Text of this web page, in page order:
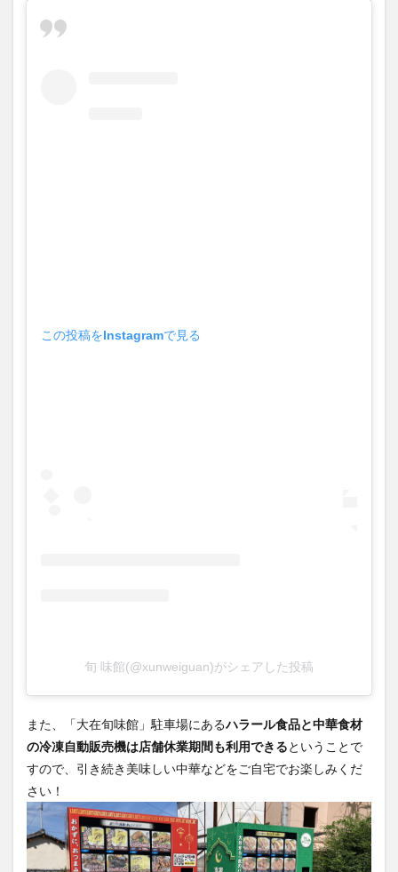
この投稿をInstagramで見る
旬 味館(@xunweiguan)がシェアした投稿
また、「大在旬味館」駐車場にあるハラール食品と中華食材
の冷凍自動販売機は店舗休業期間も利用できるということで
すので、引き続き美味しい中華などをご自宅でお楽しみくだ
さい！